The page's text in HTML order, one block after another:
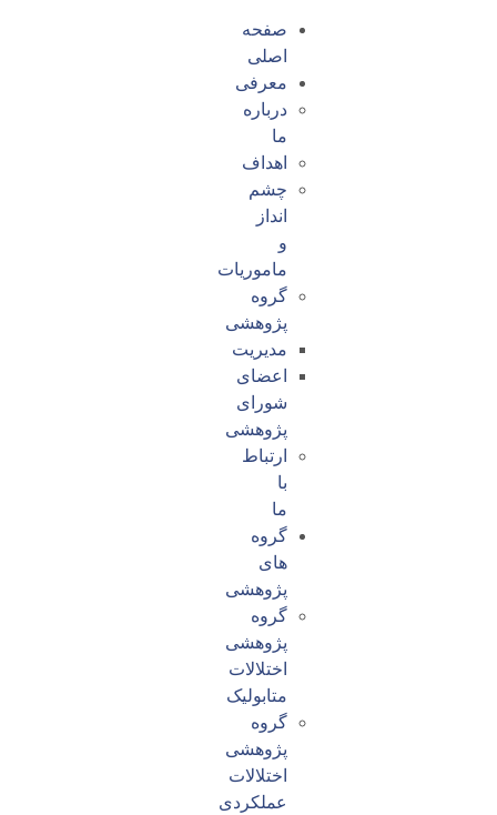
صفحه
اصلی
معرفی
درباره
ما
اهداف
چشم
انداز
و
ماموریات
گروه
پژوهشی
مدیریت
اعضای
شورای
پژوهشی
ارتباط
با
ما
گروه
های
پژوهشی
گروه
پژوهشی
اختلالات
متابولیک
گروه
پژوهشی
اختلالات
عملکردی